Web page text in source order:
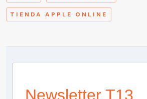
TIENDA APPLE ONLINE
Newsletter T13